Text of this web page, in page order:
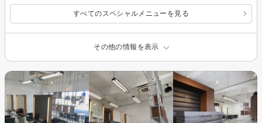
すべてのスペシャルメニューを見る
その他の情報を表示